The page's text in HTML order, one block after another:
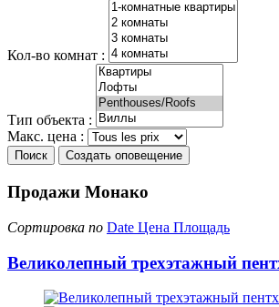
Кол-во комнат :
Тип объекта :
Макс. цена :
Поиск Создать оповещение
Продажи Монако
Сортировка по Date Цена Площадь
Великолепный трехэтажный